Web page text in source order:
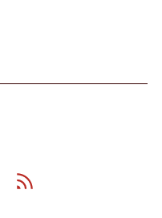
Github